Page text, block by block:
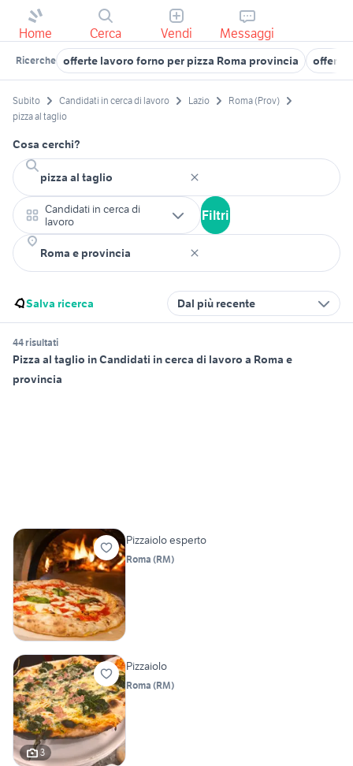
Home Cerca Vendi Messaggi
Ricerche offerte lavoro forno per pizza Roma provincia offerte
Subito Candidati in cerca di lavoro Lazio
Roma (Prov)
pizza al taglio
Cosa cerchi?
Candidati in cerca di
lavoro
Filtri
Salva ricerca Dal più recente
44 risultati
Pizza al taglio in Candidati in cerca di lavoro a Roma e
provincia
Pizzaiolo esperto
Roma (RM)
3
Pizzaiolo
Roma (RM)